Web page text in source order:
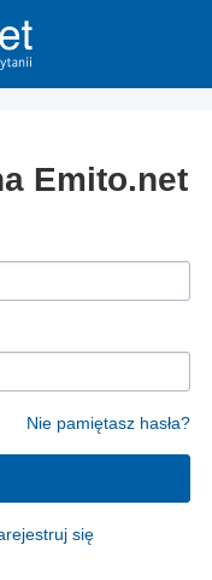
Emito.net
Nie pamiętasz hasła?
się